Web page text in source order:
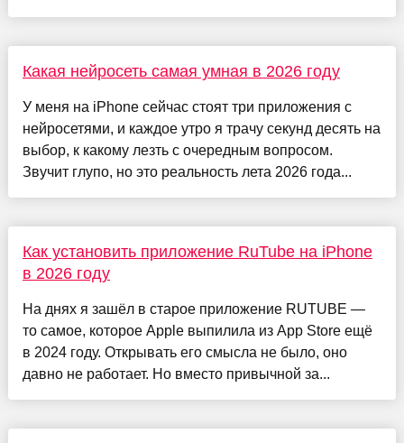
Какая нейросеть самая умная в 2026 году
У меня на iPhone сейчас стоят три приложения с
нейросетями, и каждое утро я трачу секунд десять на
выбор, к какому лезть с очередным вопросом.
Звучит глупо, но это реальность лета 2026 года...
Как установить приложение RuTube на iPhone
в 2026 году
На днях я зашёл в старое приложение RUTUBE —
то самое, которое Apple выпилила из App Store ещё
в 2024 году. Открывать его смысла не было, оно
давно не работает. Но вместо привычной за...